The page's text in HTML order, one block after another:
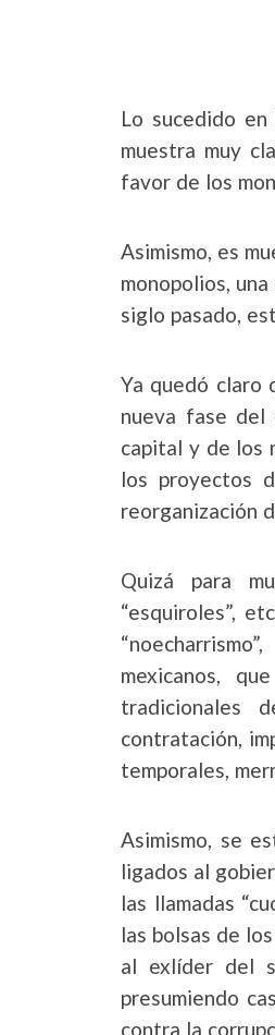
Lo sucedido
muestra muy
favor de los
Asimismo, es
monopolios,
siglo pasado,
Ya quedó claro
nueva fase del
capital y de los
los proyectos
reorganización
Quizá para
“esquiroles”,
mexicanos,
tradicionales
contratación,
temporales,
Asimismo, se
ligados al
las llamadas
las bolsas de
al exlíder del
presumiendo
contra la